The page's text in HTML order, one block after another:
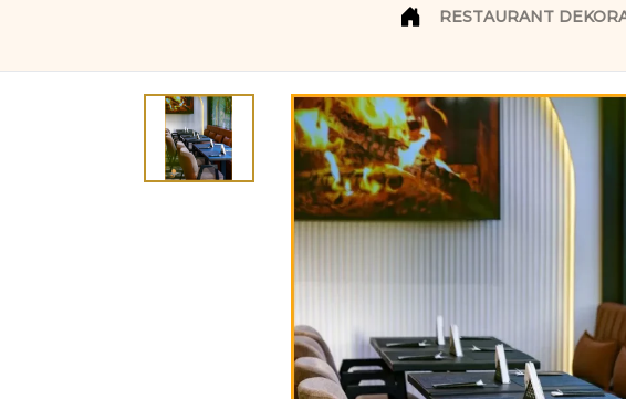
RESTAURANT